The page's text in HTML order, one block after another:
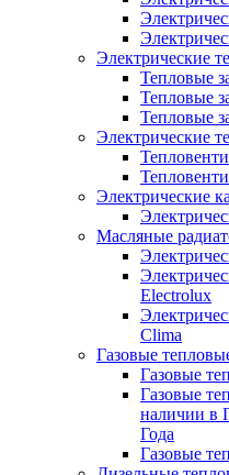
Электрические
Тепловые
Тепловые
Тепловые
Электрические
Электрические
Масляные
Electrolux
Clima
Газовые
Газовые
Газовые
наличии в
Года
Газовые